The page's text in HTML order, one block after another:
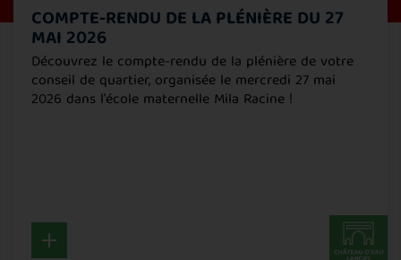
COMPTE-RENDU DE LA PLÉNIÈRE DU 27
MAI 2026
Découvrez le compte-rendu de la plénière de votre
conseil de quartier, organisée le mercredi 27 mai
2026 dans l'école maternelle Mila Racine !